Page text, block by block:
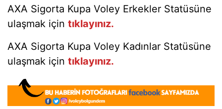
AXA Sigorta Kupa Voley Erkekler Statüsüne
ulaşmak için tıklayınız.
AXA Sigorta Kupa Voley Kadınlar Statüsüne
ulaşmak için tıklayınız.